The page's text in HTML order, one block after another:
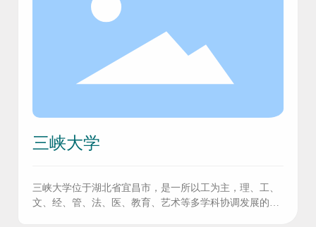
三峡大学
三峡大学位于湖北省宜昌市，是一所以工为主，理、工、
文、经、管、法、医、教育、艺术等多学科协调发展的省